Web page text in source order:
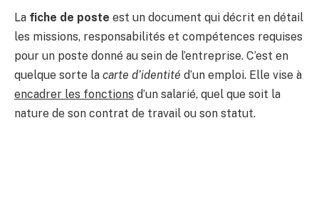
La fiche de poste est un document qui décrit en détail
les missions, responsabilités et compétences requises
pour un poste donné au sein de l’entreprise. C’est en
quelque sorte la carte d’identité d’un emploi. Elle vise à
encadrer les fonctions d’un salarié, quel que soit la
nature de son contrat de travail ou son statut.